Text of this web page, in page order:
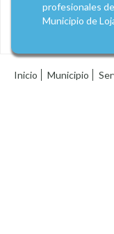
profesionales
Municipio de
Inicio Municipio